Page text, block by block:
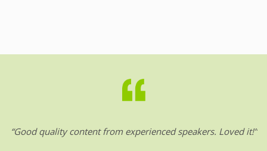
“Good quality content from experienced speakers. Loved it!”